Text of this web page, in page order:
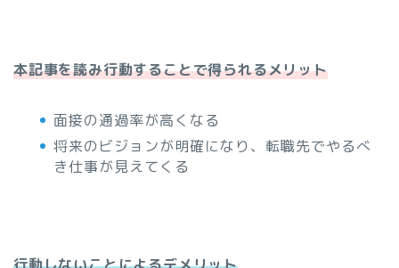
本記事を読み行動することで得られるメリット
面接の通過率が高くなる
将来のビジョンが明確になり、転職先でやるべ
き仕事が見えてくる